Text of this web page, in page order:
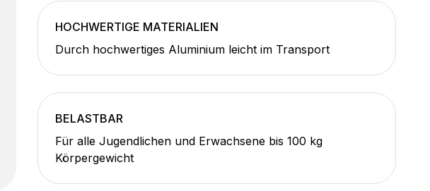
HOCHWERTIGE MATERIALIEN
Durch hochwertiges Aluminium leicht im Transport
BELASTBAR
Für alle Jugendlichen und Erwachsene bis 100 kg
Körpergewicht